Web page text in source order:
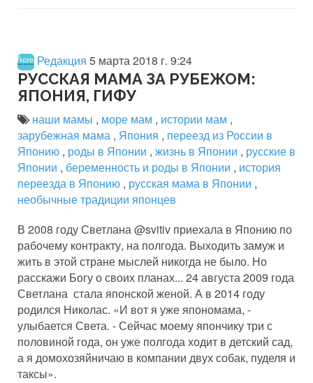
Редакция 5 марта 2018 г. 9:24
РУССКАЯ МАМА ЗА РУБЕЖОМ:
ЯПОНИЯ, ГИФУ
наши мамы , море мам , истории мам ,
зарубежная мама , Япония , переезд из России в
Японию , роды в Японии , жизнь в Японии , русские в
Японии , беременность и роды в Японии , история
переезда в Японию , русская мама в Японии ,
необычные традиции японцев
В 2008 году Светлана @svitiv приехала в Японию по
рабочему контракту, на полгода. Выходить замуж и
жить в этой стране мыслей никогда не было. Но
расскажи Богу о своих планах... 24 августа 2009 года
Светлана стала японской женой. А в 2014 году
родился Николас. «И вот я уже япономама, -
улыбается Света. - Сейчас моему япончику три с
половиной года, он уже полгода ходит в детский сад,
а я домохозяйничаю в компании двух собак, пуделя и
таксы».